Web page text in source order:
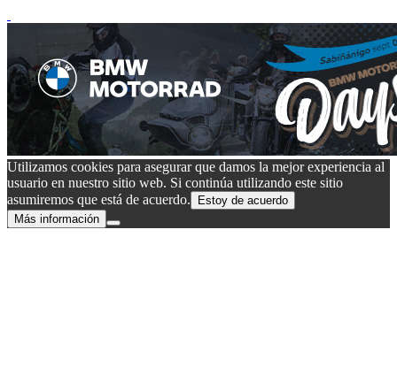
Utilizamos cookies para asegurar que damos la mejor experiencia al
usuario en nuestro sitio web. Si continúa utilizando este sitio
asumiremos que está de acuerdo.
Estoy de acuerdo
Más información